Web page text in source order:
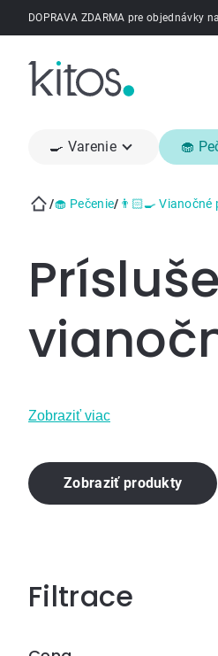
PrejsťDOPRAVA ZDARMA pre objednávky
🍳 Varenie 🧁
/🧁 Pečenie/ 👨🏻‍🍳 Vianočné
Zobraziť viac
Zobraziť produkty
Bočný
panel